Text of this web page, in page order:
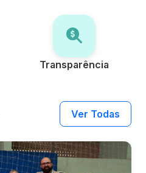
Transparência
Ver Todas